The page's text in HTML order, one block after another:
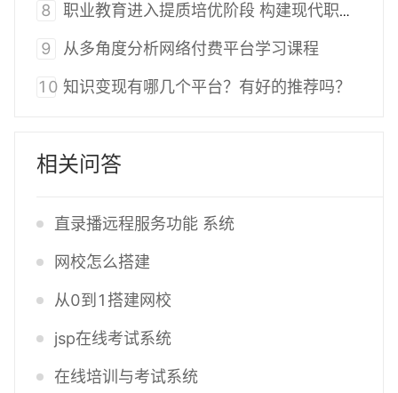
8 职业教育进入提质培优阶段 构建现代职业教育体系
9 从多角度分析网络付费平台学习课程
10 知识变现有哪几个平台？有好的推荐吗？
相关问答
直录播远程服务功能 系统
网校怎么搭建
从0到1搭建网校
jsp在线考试系统
在线培训与考试系统